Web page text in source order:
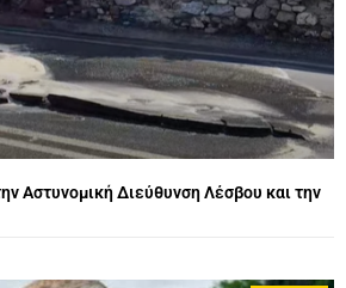
Αστυνομική Διεύθυνση Λέσβου και την